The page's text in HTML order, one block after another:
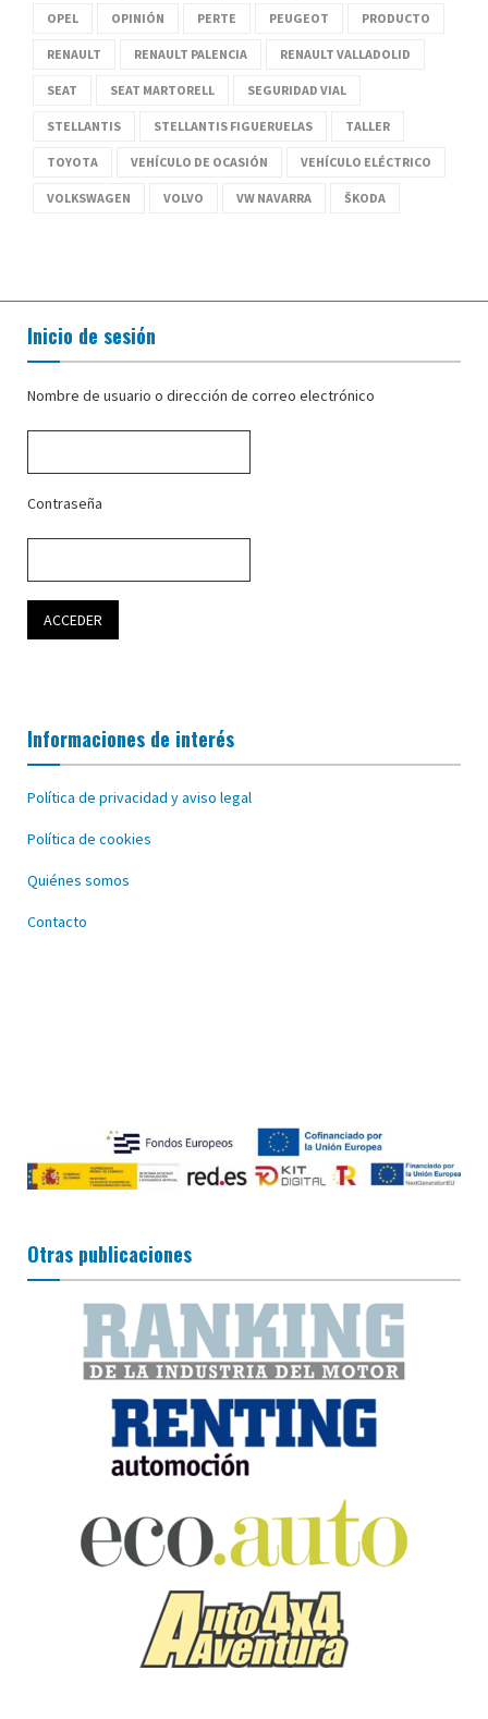
OPEL OPINIÓN PERTE PEUGEOT PRODUCTO
RENAULT RENAULT PALENCIA RENAULT VALLADOLID
SEAT SEAT MARTORELL SEGURIDAD VIAL
STELLANTIS STELLANTIS FIGUERUELAS TALLER
TOYOTA VEHÍCULO DE OCASIÓN VEHÍCULO ELÉCTRICO
VOLKSWAGEN VOLVO VW NAVARRA ŠKODA
Inicio de sesión
Nombre de usuario o dirección de correo electrónico
Contraseña
Informaciones de interés
Política de privacidad y aviso legal
Política de cookies
Quiénes somos
Contacto
Otras publicaciones